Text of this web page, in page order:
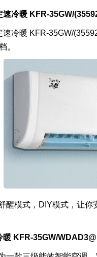
速冷暖 KFR-35GW/
速冷暖 KFR-35GW/
。
醒模式，DIY模式，让
暖 KFR-35GW/WDAD3@